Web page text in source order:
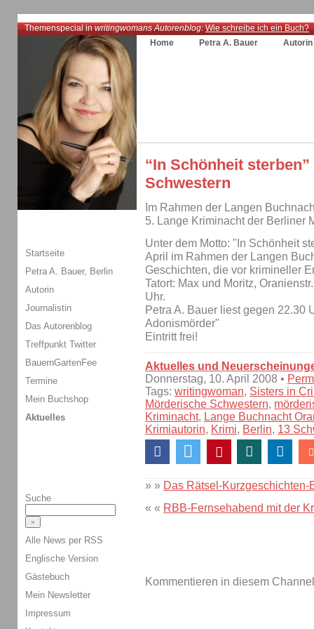
Themenspecial inwritingwomans Autorenblog:Wie schreibe ich ein Buch?
Home
Petra A. Bauer Autorin
“In Schönheit
Schwestern
Im Rahmen der Langen
5. Lange Kriminacht der Berliner
Unter dem Motto: "In Schönheit
April im Rahmen der Langen
Geschichten, die vor krimineller
Tatort: Max und Moritz,
Uhr.
Petra A. Bauer liest gegen 22.30
Adonismörder"
Eintritt frei!
Aktuelles und
Donnerstag, 10. April 2008 •
Tags: writingwoman, Sisters in
Mörderische Schwestern,
Kriminacht, Lange Buchnacht
Krimiautorin, Krimi, Berlin, 13
» » Das Rätsel-Kurzgeschichten-
« « RBB-Fernsehabend mit der
Kommentieren in diesem
Startseite
Petra A. Bauer, Berlin
Autorin
Journalistin
Das Autorenblog
Treffpunkt Twitter
BauernGartenFee
Termine
Mein Buchshop
Aktuelles
Suche
Alle News per RSS
Englische Version
Gästebuch
Mein Newsletter
Impressum